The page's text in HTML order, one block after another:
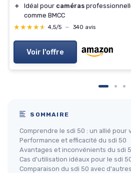
＋
Idéal pour caméras
comme BMCC
★★★★★
★★★★★ 4,5/5 — 340 avis
Voir l'offre
SOMMAIRE
Comprendre le sdi 50 : un allié pour
Performance et efficacité du sdi 50
Avantages et inconvénients du sdi
Cas d'utilisation idéaux pour le sdi
Comparaison du sdi 50 avec